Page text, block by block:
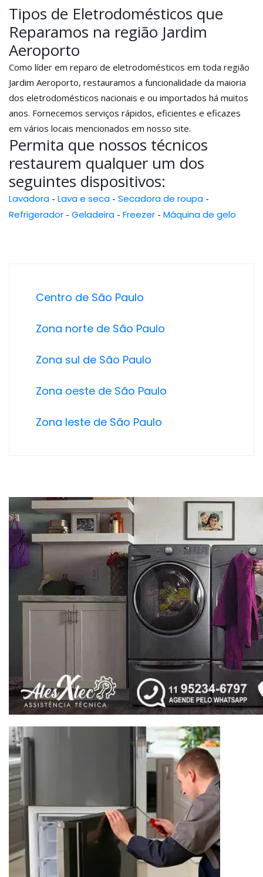
Tipos de Eletrodomésticos que
Reparamos na região Jardim
Aeroporto
Como líder em reparo de eletrodomésticos em toda região
Jardim Aeroporto, restauramos a funcionalidade da maioria
dos eletrodomésticos nacionais e ou importados há muitos
anos. Fornecemos serviços rápidos, eficientes e eficazes
em vários locais mencionados em nosso site.
Permita que nossos técnicos
restaurem qualquer um dos
seguintes dispositivos:
Lavadora - Lava e seca - Secadora de roupa -
Refrigerador - Geladeira - Freezer - Máquina de gelo
Centro de São Paulo
Zona norte de São Paulo
Zona sul de São Paulo
Zona oeste de São Paulo
Zona leste de São Paulo